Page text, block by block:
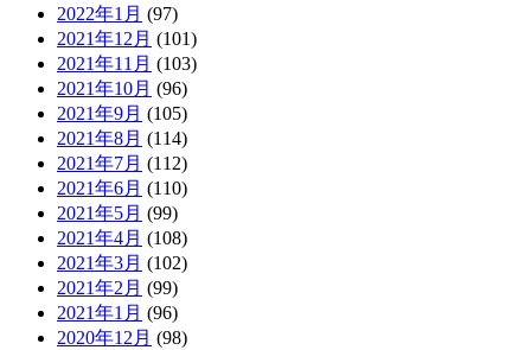
2022年1月 (97)
2021年12月 (101)
2021年11月 (103)
2021年10月 (96)
2021年9月 (105)
2021年8月 (114)
2021年7月 (112)
2021年6月 (110)
2021年5月 (99)
2021年4月 (108)
2021年3月 (102)
2021年2月 (99)
2021年1月 (96)
2020年12月 (98)